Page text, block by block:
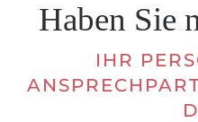
Haben Sie
IHR